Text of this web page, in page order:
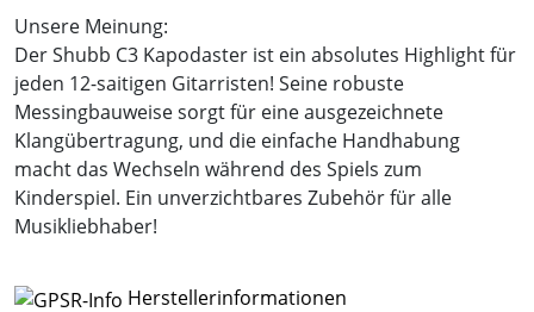
Unsere Meinung:
Der Shubb C3 Kapodaster ist ein absolutes Highlight für
jeden 12-saitigen Gitarristen! Seine robuste
Messingbauweise sorgt für eine ausgezeichnete
Klangübertragung, und die einfache Handhabung
macht das Wechseln während des Spiels zum
Kinderspiel. Ein unverzichtbares Zubehör für alle
Musikliebhaber!
Herstellerinformationen